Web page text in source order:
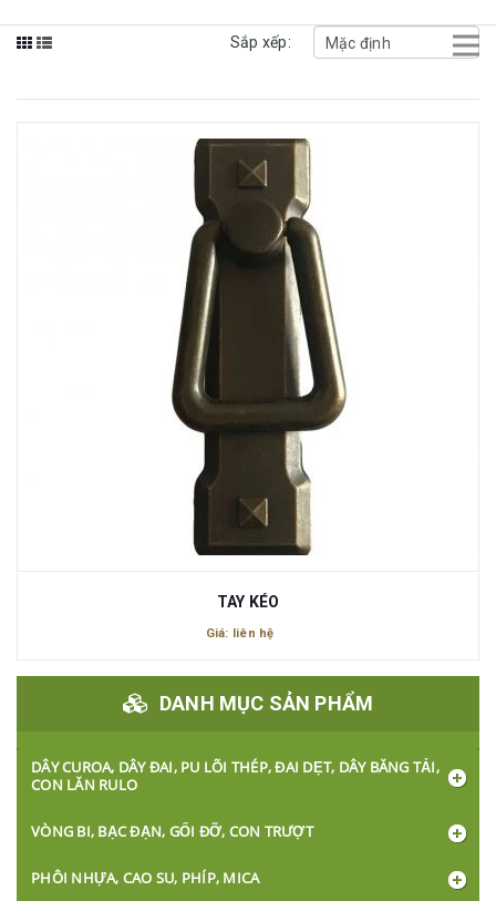
Sắp xếp:
TAY KÉO
Giá: liên hệ
DANH MỤC SẢN PHẨM
DÂY CUROA, DÂY ĐAI, PU LÕI THÉP, ĐAI DẸT, DÂY BĂNG TẢI,
CON LĂN RULO
VÒNG BI, BẠC ĐẠN, GỐI ĐỠ, CON TRƯỢT
PHÔI NHỰA, CAO SU, PHÍP, MICA